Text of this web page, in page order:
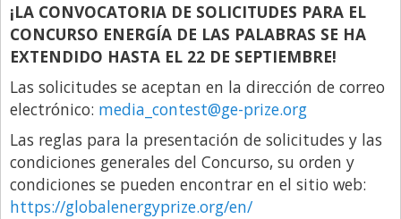
¡LA CONVOCATORIA DE SOLICITUDES PARA EL
CONCURSO ENERGÍA DE LAS PALABRAS SE HA
EXTENDIDO HASTA EL 22 DE SEPTIEMBRE!
Las solicitudes se aceptan en la dirección de correo
electrónico: media_contest@ge-prize.org
Las reglas para la presentación de solicitudes y las
condiciones generales del Concurso, su orden y
condiciones se pueden encontrar en el sitio web:
https://globalenergyprize.org/en/